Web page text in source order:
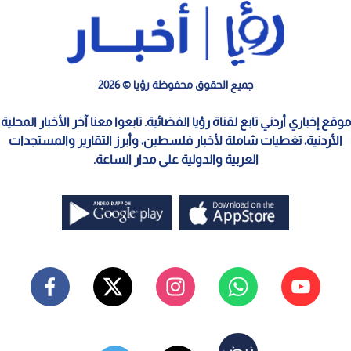
جميع الحقوق محفوظة رؤيا © 2026
موقع إخباري أردني تابع لقناة رؤيا الفضائية. تابعوا معنا آخر الأخبار المحلية
الأردنية، تغطيات شاملة لأخبار فلسطين، وأبرز التقارير والمستجدات
العربية والدولية على مدار الساعة.